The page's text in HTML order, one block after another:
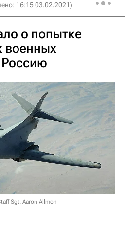
16:15 03.02.2021)
о попытке
военных
Россию
Sgt. Aaron Allmon